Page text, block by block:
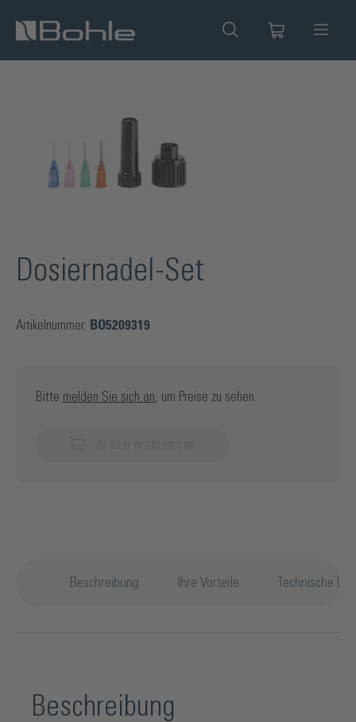
springen
Dosiernadel-Set
Artikelnummer: BO5209319
Bitte melden Sie sich an , um Preise zu sehen.
Beschreibung Ihre Vorteile Technische
Beschreibung